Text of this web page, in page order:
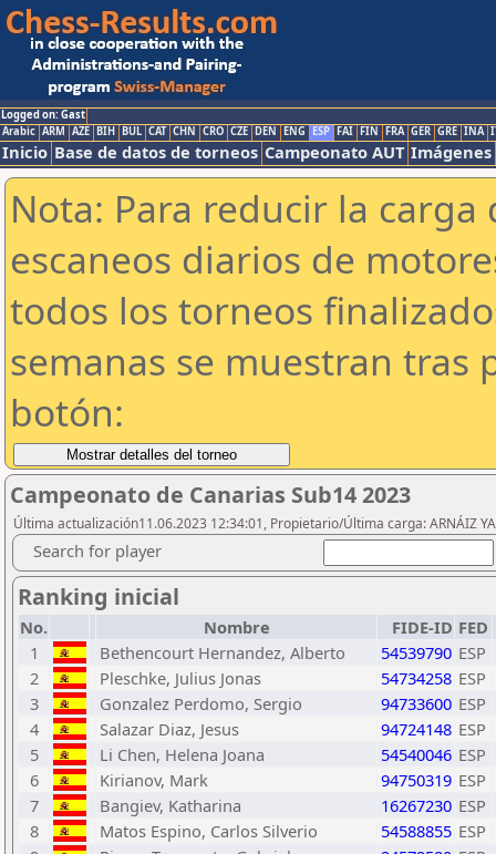
Logged on: Gast
Arabic ARM AZE BIH BUL CAT CHN CRO CZE DEN ENG ESP FAI FIN FRA GER GRE INA
Inicio Base de datos de torneos Campeonato AUT Imágenes
Nota: Para reducir la
escaneos diarios de
todos los torneos
semanas se muestran tras
botón:
Campeonato de Canarias Sub14 2023
Última actualización11.06.2023 12:34:01, Propietario/Última carga: ARNÁIZ
Search for player
Ranking inicial
No. Nombre FIDE-ID FED
1
Bethencourt Hernandez, Alberto 54539790 ESP
2
Pleschke, Julius Jonas 54734258 ESP
3
Gonzalez Perdomo, Sergio 94733600 ESP
4
Salazar Diaz, Jesus 94724148 ESP
5
Li Chen, Helena Joana 54540046 ESP
6
Kirianov, Mark 94750319 ESP
7
Bangiev, Katharina 16267230 ESP
8
Matos Espino, Carlos Silverio 54588855 ESP